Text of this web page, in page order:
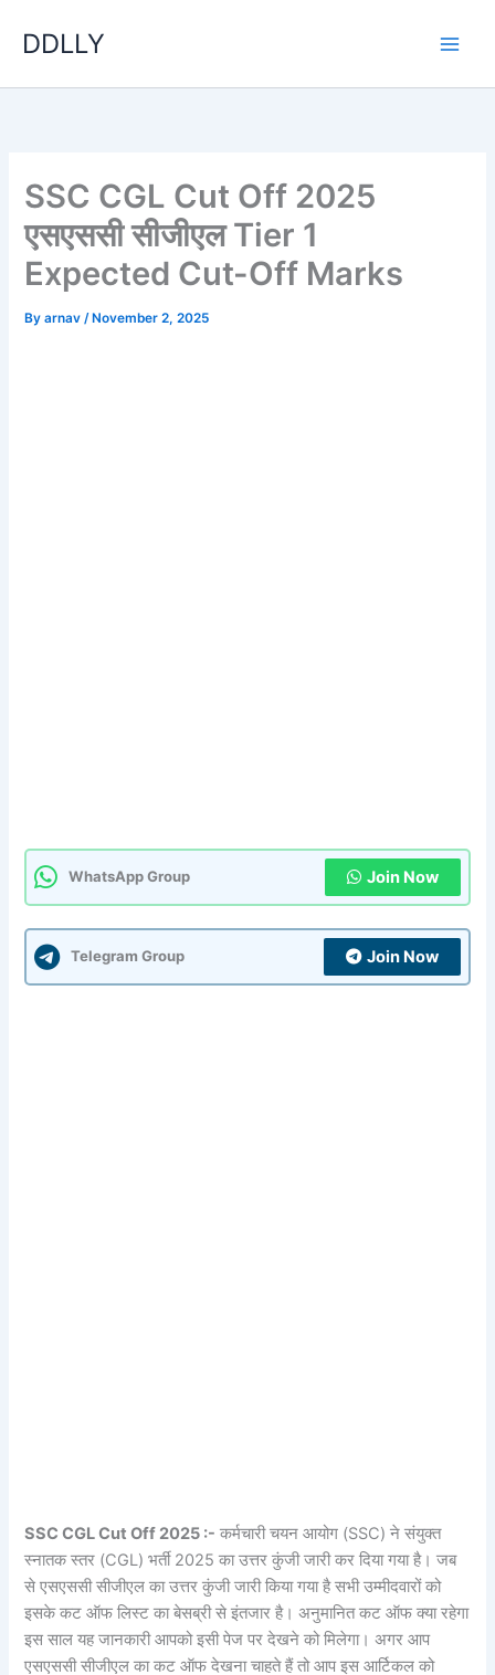
DDLLY
SSC CGL Cut Off 2025
एसएससी सीजीएल Tier 1
Expected Cut-Off Marks
Byarnav/ November 2, 2025
WhatsApp Group Join Now
Telegram Group Join Now
SSC CGL Cut Off 2025 :- कर्मचारी चयन आयोग (SSC) ने संयुक्त
स्नातक स्तर (CGL) भर्ती 2025 का उत्तर कुंजी जारी कर दिया गया है। जब
से एसएससी सीजीएल का उत्तर कुंजी जारी किया गया है सभी उम्मीदवारों को
इसके कट ऑफ लिस्ट का बेसब्री से इंतजार है। अनुमानित कट ऑफ क्या रहेगा
इस साल यह जानकारी आपको इसी पेज पर देखने को मिलेगा। अगर आप
एसएससी सीजीएल का कट ऑफ देखना चाहते हैं तो आप इस आर्टिकल को